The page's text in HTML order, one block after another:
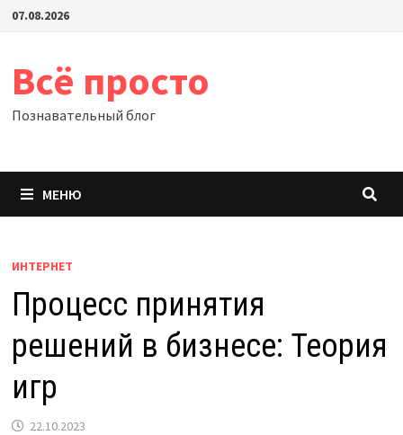
Перейти
07.08.2026
Всё просто
Познавательный блог
МЕНЮ
ИНТЕРНЕТ
Процесс принятия
решений в бизнесе: Теория
игр
22.10.2023